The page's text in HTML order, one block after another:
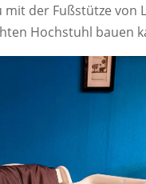
mit der Fußstütze von
Hochstuhl bauen